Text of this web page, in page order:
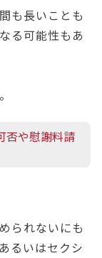
も長いことも
る可能性もあ
否や慰謝料請
られないにも
るいはセクシ